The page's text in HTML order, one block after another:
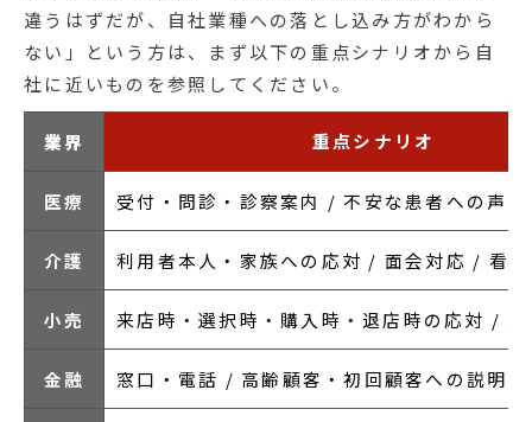
違うはずだが、自社業種への落とし込み方がわから
ない」という方は、まず以下の重点シナリオから自
社に近いものを参照してください。
業界 重点シナリオ
医療 受付・問診・診察案内 / 不安な患者への声か
介護 利用者本人・家族への応対 / 面会対応 / 看
小売 来店時・選択時・購入時・退店時の応対 /
金融 窓口・電話 / 高齢顧客・初回顧客への説明 /